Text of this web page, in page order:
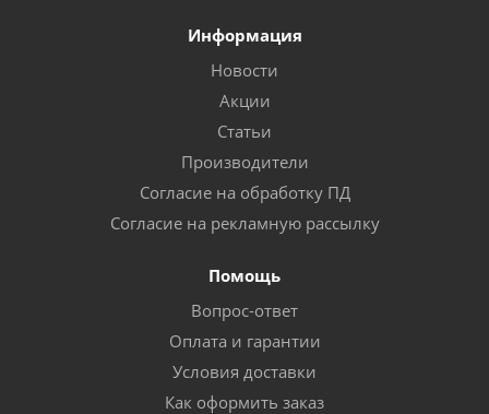
Информация
Новости
Акции
Статьи
Производители
Согласие на обработку ПД
Согласие на рекламную рассылку
Помощь
Вопрос-ответ
Оплата и гарантии
Условия доставки
Как оформить заказ